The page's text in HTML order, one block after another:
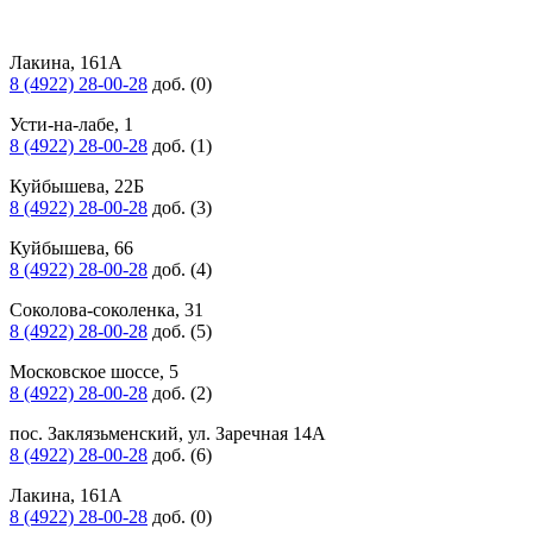
Лакина, 161А
8 (4922) 28-00-28 доб. (0)
Усти-на-лабе, 1
8 (4922) 28-00-28 доб. (1)
Куйбышева, 22Б
8 (4922) 28-00-28 доб. (3)
Куйбышева, 66
8 (4922) 28-00-28 доб. (4)
Соколова-соколенка, 31
8 (4922) 28-00-28 доб. (5)
Московское шоссе, 5
8 (4922) 28-00-28 доб. (2)
пос. Заклязьменский, ул. Заречная 14А
8 (4922) 28-00-28 доб. (6)
Лакина, 161А
8 (4922) 28-00-28 доб. (0)